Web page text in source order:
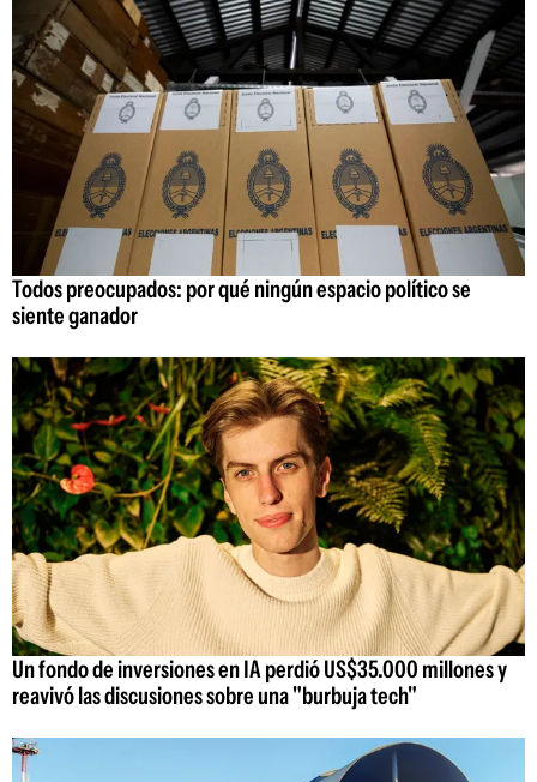
Todos preocupados: por qué ningún espacio político se
siente ganador
Un fondo de inversiones en IA perdió US$35.000 millones y
reavivó las discusiones sobre una "burbuja tech"